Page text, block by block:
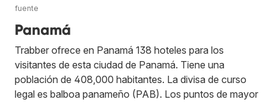
fuente
Panamá
Trabber ofrece en Panamá 138 hoteles para los
visitantes de esta ciudad de Panamá. Tiene una
población de 408,000 habitantes. La divisa de curso
legal es balboa panameño (PAB). Los puntos de mayor